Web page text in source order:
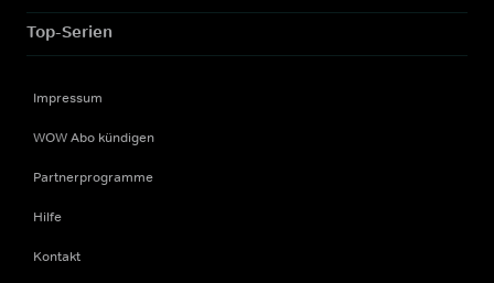
Top-Serien
Impressum
WOW Abo kündigen
Partnerprogramme
Hilfe
Kontakt